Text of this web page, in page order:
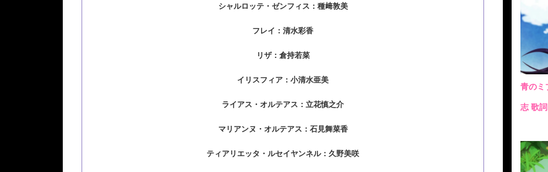
シャルロッテ・ゼンフィス：種﨑敦美
フレイ：清水彩香
リザ：倉持若菜
イリスフィア：小清水亜美
ライアス・オルテアス：立花慎之介
マリアンヌ・オルテアス：石見舞菜香
ティアリエッタ・ルセイヤンネル：久野美咲
青のミ
志 歌